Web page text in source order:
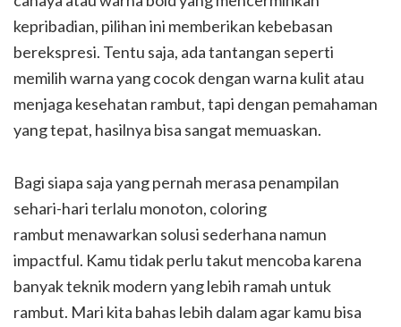
kepribadian, pilihan ini memberikan kebebasan
berekspresi. Tentu saja, ada tantangan seperti
memilih warna yang cocok dengan warna kulit atau
menjaga kesehatan rambut, tapi dengan pemahaman
yang tepat, hasilnya bisa sangat memuaskan.
Bagi siapa saja yang pernah merasa penampilan
sehari-hari terlalu monoton, coloring
rambut menawarkan solusi sederhana namun
impactful. Kamu tidak perlu takut mencoba karena
banyak teknik modern yang lebih ramah untuk
rambut. Mari kita bahas lebih dalam agar kamu bisa